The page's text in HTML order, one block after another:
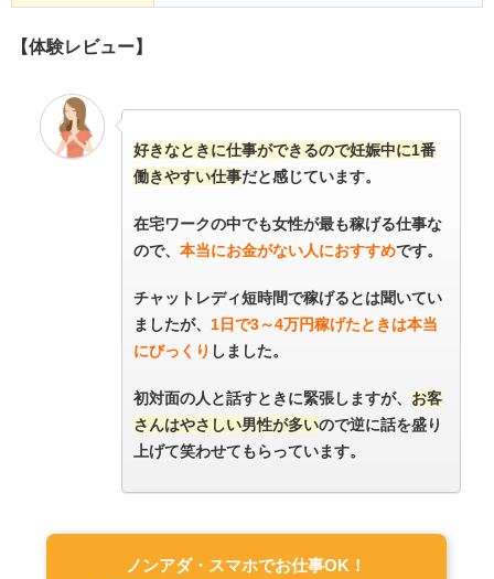
【体験レビュー】
好きなときに仕事ができるので妊娠中に1番
働きやすい仕事だと感じています。
在宅ワークの中でも女性が最も稼げる仕事な
ので、 本当にお金がない人におすすめです。
チャットレディ短時間で稼げるとは聞いてい
ましたが、 1日で3～4万円稼げたときは本当
にびっくり しました。
初対面の人と話すときに緊張しますが、 お客
さんはやさしい男性が多いので逆に話を盛り
上げて笑わせてもらっています。
ノンアダ・スマホでお仕事OK！